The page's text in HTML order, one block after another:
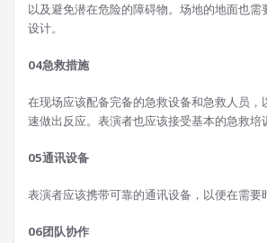
以及避免潜在危险的障碍物。场地的地面也需
设计。
04急救措施
在现场应该配备完备的急救设备和急救人员，
速做出反应。表演者也应该接受基本的急救培
05通讯设备
表演者应该携带可靠的通讯设备，以便在需要
06团队协作